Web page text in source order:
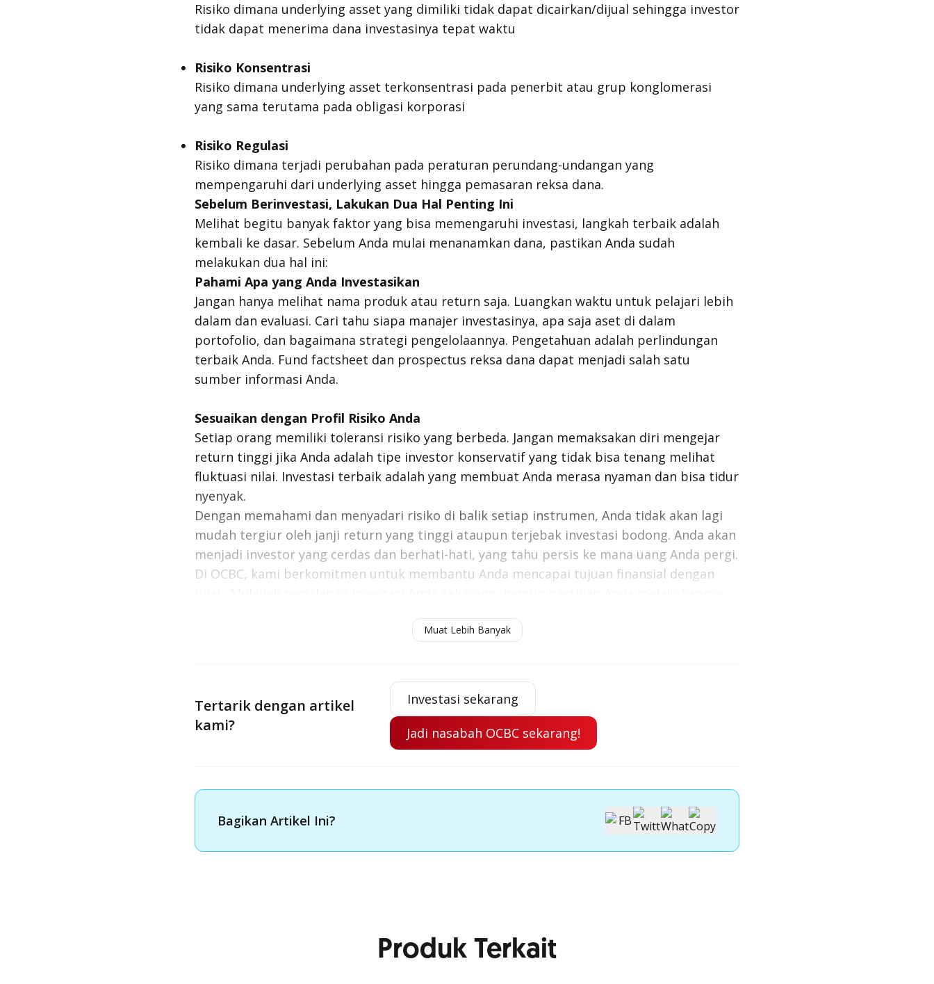
Risiko dimana underlying asset yang dimiliki tidak dapat dicairkan/dijual sehingga investor
tidak dapat menerima dana investasinya tepat waktu
Risiko Konsentrasi
Risiko dimana underlying asset terkonsentrasi pada penerbit atau grup konglomerasi
yang sama terutama pada obligasi korporasi
Risiko Regulasi
Risiko dimana terjadi perubahan pada peraturan perundang-undangan yang
mempengaruhi dari underlying asset hingga pemasaran reksa dana.
Sebelum Berinvestasi, Lakukan Dua Hal Penting Ini
Melihat begitu banyak faktor yang bisa memengaruhi investasi, langkah terbaik adalah
kembali ke dasar. Sebelum Anda mulai menanamkan dana, pastikan Anda sudah
melakukan dua hal ini:
Pahami Apa yang Anda Investasikan
Jangan hanya melihat nama produk atau return saja. Luangkan waktu untuk pelajari lebih
dalam dan evaluasi. Cari tahu siapa manajer investasinya, apa saja aset di dalam
portofolio, dan bagaimana strategi pengelolaannya. Pengetahuan adalah perlindungan
terbaik Anda. Fund factsheet dan prospectus reksa dana dapat menjadi salah satu
sumber informasi Anda.
Sesuaikan dengan Profil Risiko Anda
Setiap orang memiliki toleransi risiko yang berbeda. Jangan memaksakan diri mengejar
return tinggi jika Anda adalah tipe investor konservatif yang tidak bisa tenang melihat
fluktuasi nilai. Investasi terbaik adalah yang membuat Anda merasa nyaman dan bisa tidur
nyenyak.
Dengan memahami dan menyadari risiko di balik setiap instrumen, Anda tidak akan lagi
mudah tergiur oleh janji return yang tinggi ataupun terjebak investasi bodong. Anda akan
menjadi investor yang cerdas dan berhati-hati, yang tahu persis ke mana uang Anda pergi.
Di OCBC, kami berkomitmen untuk membantu Anda mencapai tujuan finansial dengan
temukan instrumen investasi yang paling sesuai dengan profil Anda.
Muat Lebih Banyak
Tertarik dengan artikel
kami?
Investasi sekarang
Jadi nasabah OCBC sekarang!
Bagikan Artikel Ini?
Produk Terkait